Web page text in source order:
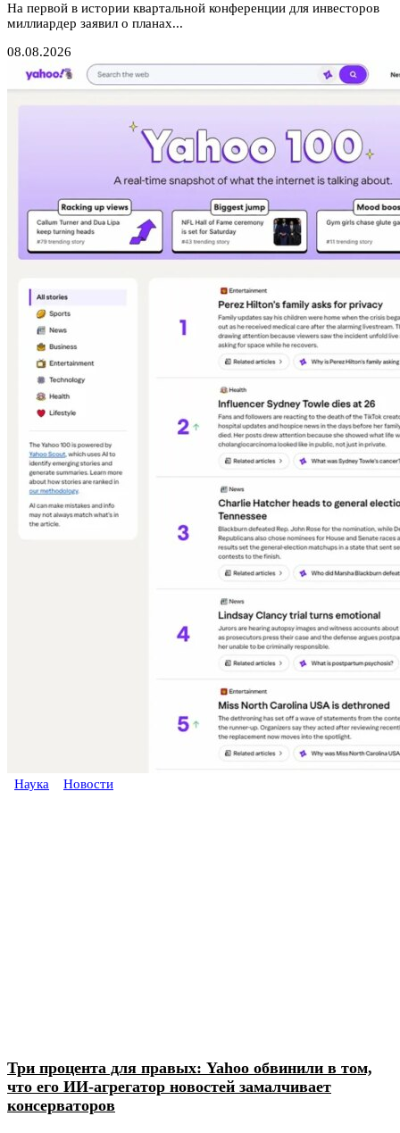
На первой в истории квартальной конференции для инвесторов
миллиардер заявил о планах...
08.08.2026
Наука Новости
Три процента для правых: Yahoo обвинили в том,
что его ИИ-агрегатор новостей замалчивает
консерваторов